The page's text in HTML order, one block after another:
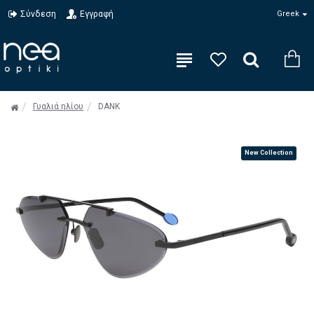
Σύνδεση Εγγραφή Greek
Γυαλιά ηλίου DANK
New Collection